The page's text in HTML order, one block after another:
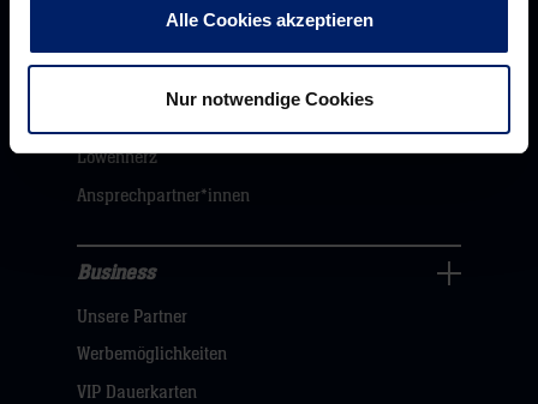
Alle Cookies akzeptieren
Nur notwendige Cookies
öffnen,
klicken
hier
Löwenherz
Ansprechpartner*innen
Navigation
öffnen,
dann
Business
Unsere Partner
Werbemöglichkeiten
VIP Dauerkarten